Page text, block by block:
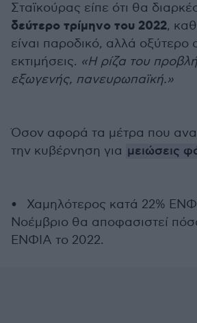
Σταϊκούρας είπε ότι θα
δεύτερο τρίμηνο του 2022,
είναι παροδικό, αλλά οξύτερο
εκτιμήσεις. «Η ρίζα του
εξωγενής, πανευρωπαϊκή.»
Όσον αφορά τα μέτρα που
την κυβέρνηση για μειώσεις
• Χαμηλότερος κατά 22%
Νοέμβριο θα αποφασιστεί
ΕΝΦΙΑ το 2022.